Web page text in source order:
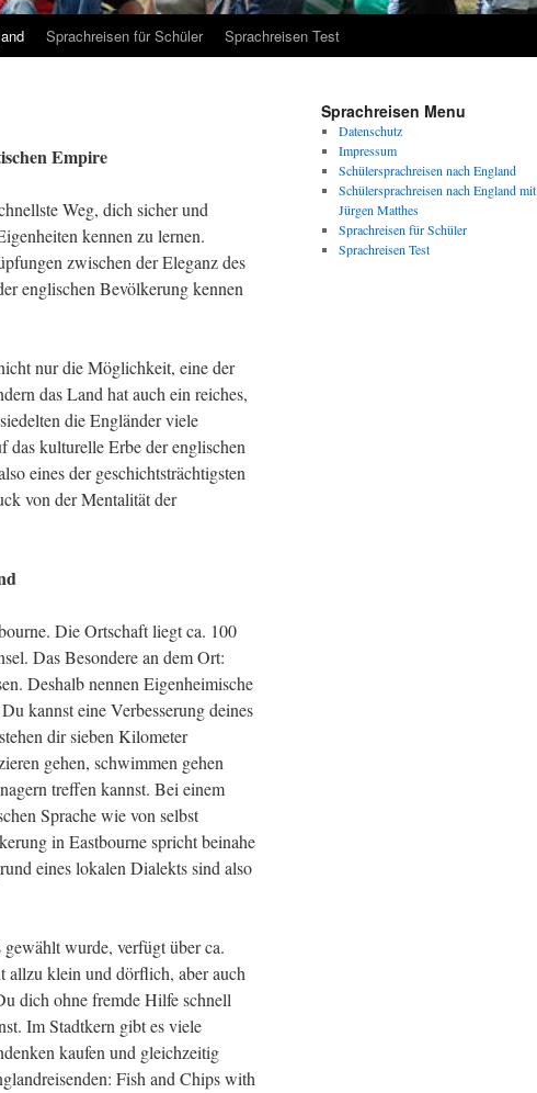
Sprachreisen für Schüler Sprachreisen Test
Empire
Weg, dich sicher und
kennen zu lernen.
zwischen der Eleganz des
englischen Bevölkerung kennen
nur die Möglichkeit, eine der
das Land hat auch ein reiches,
die Engländer viele
das kulturelle Erbe der englischen
eines der geschichtsträchtigsten
von der Mentalität der
Die Ortschaft liegt ca. 100
Das Besondere an dem Ort:
Deshalb nennen Eigenheimische
kannst eine Verbesserung deines
dir sieben Kilometer
gehen, schwimmen gehen
treffen kannst. Bei einem
Sprache wie von selbst
in Eastbourne spricht beinahe
eines lokalen Dialekts sind also
wurde, verfügt über ca.
allzu klein und dörflich, aber auch
dich ohne fremde Hilfe schnell
Im Stadtkern gibt es viele
kaufen und gleichzeitig
Fish and Chips with
Sprachreisen Menu
Datenschutz
Impressum
Schülersprachreisen nach England
Schülersprachreisen nach England mit
Jürgen Matthes
Sprachreisen für Schüler
Sprachreisen Test